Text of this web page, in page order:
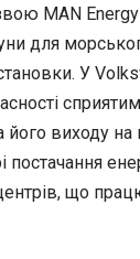
MAN
для
У
його виходу на
що